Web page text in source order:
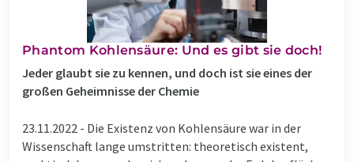
Phantom Kohlensäure: Und es gibt sie doch!
Jeder glaubt sie zu kennen, und doch ist sie eines der
großen Geheimnisse der Chemie
23.11.2022 - Die Existenz von Kohlensäure war in der
Wissenschaft lange umstritten: theoretisch existent,